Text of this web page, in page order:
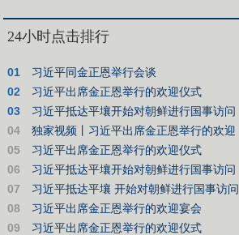
24小时点击排行
01
习近平同金正恩举行会谈
02
习近平出席金正恩举行的欢迎仪式
03
习近平抵达平壤开始对朝鲜进行国事访问
04
独家视频丨习近平出席金正恩举行的欢迎
仪式
05
习近平出席金正恩举行的欢迎仪式
06
习近平抵达平壤开始对朝鲜进行国事访问
07
习近平抵达平壤 开始对朝鲜进行国事访问
08
习近平出席金正恩举行的欢迎宴会
09
习近平出席金正恩举行的欢迎仪式